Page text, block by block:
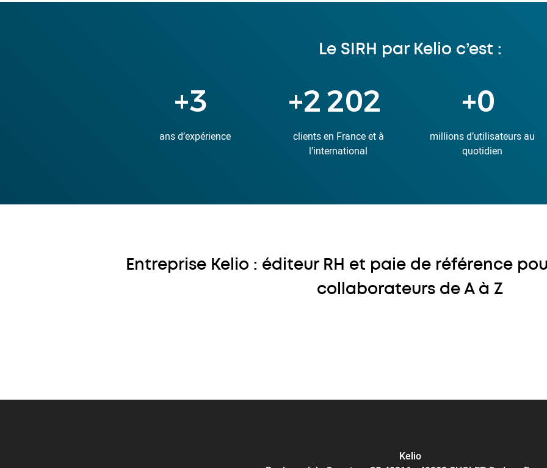
Le SIRH par Kelio c’est :
+11
ans d’expérience
+6 701
clients en France et à
l’international
+1
millions d’utilisateurs au
quotidien
Entreprise Kelio : éditeur RH et paie de référence
collaborateurs de A à Z
Kelio